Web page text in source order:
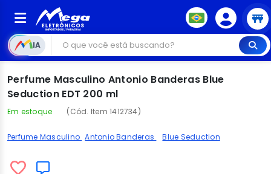
IA
Perfume Masculino Antonio Banderas Blue
Seduction EDT 200 ml
Em estoque (Cód. Item 1412734)
Perfume Masculino Antonio Banderas Blue Seduction